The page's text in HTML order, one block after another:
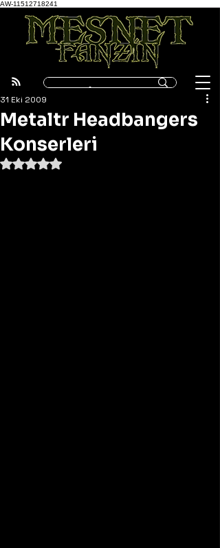
AW-11512718241
Metaltr Headbangers
Konserleri
31 Eki 2009
5 üzerinden NaN yıldız